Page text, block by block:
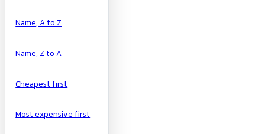
Name, A to Z
Name, Z to A
Cheapest first
Most expensive first